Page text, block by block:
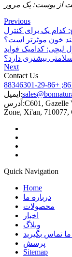
Previous
کدام یک برای کنترل
خون موثرتر است؟
لیچی: کدامیک فواید
سلامتی بیشتری دارد؟
Next
Contact Us
ایمیل:
آدرس:C601,
Zone, Xi'an, 710077,
Quick Navigation
Home
درباره ما
محصولات
اخبار
وبلاگ
ما تماس بگیرید
پرسش
Sitemap